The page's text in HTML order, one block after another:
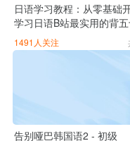
日语学习教程：从零基础
学习日语B站最实用的背
方式
1491人关注
告别哑巴韩国语2 - 初级